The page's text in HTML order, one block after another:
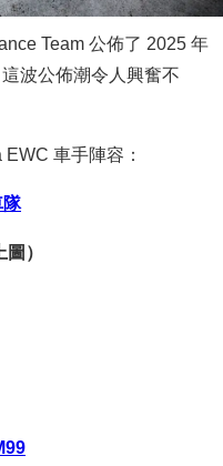
Team 公佈了 2025 年
波公佈潮令人興奮不
車手陣容：
隊
圖）